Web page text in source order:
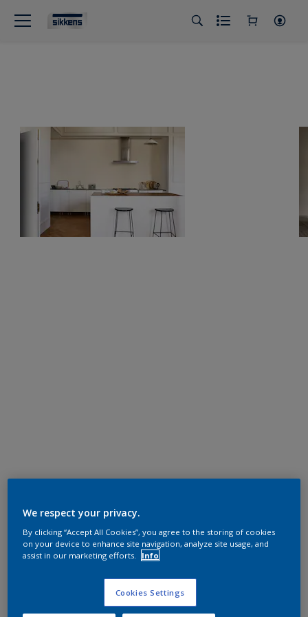
We respect your privacy.
By clicking “Accept All Cookies”, you agree to the storing of cookies
on your device to enhance site navigation, analyze site usage, and
assist in our marketing efforts.
Info
Cookies Settings